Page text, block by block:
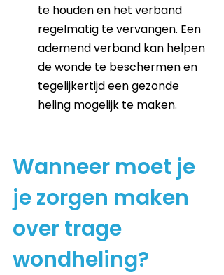
te houden en het verband
regelmatig te vervangen. Een
ademend verband kan helpen
de wonde te beschermen en
tegelijkertijd een gezonde
heling mogelijk te maken.
Wanneer moet je
je zorgen maken
over trage
wondheling?